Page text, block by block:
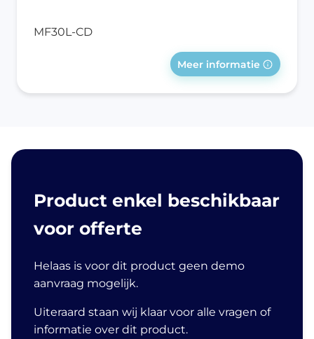
MF30L-CD
Meer informatie
Product enkel beschikbaar
voor offerte
Helaas is voor dit product geen demo
aanvraag mogelijk.
Uiteraard staan wij klaar voor alle vragen of
informatie over dit product.